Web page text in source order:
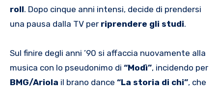
roll. Dopo cinque anni intensi, decide di prendersi
una pausa dalla TV per riprendere gli studi.
Sul finire degli anni ’90 si affaccia nuovamente alla
musica con lo pseudonimo di “Modì”, incidendo per
BMG/Ariola il brano dance “La storia di chi”, che